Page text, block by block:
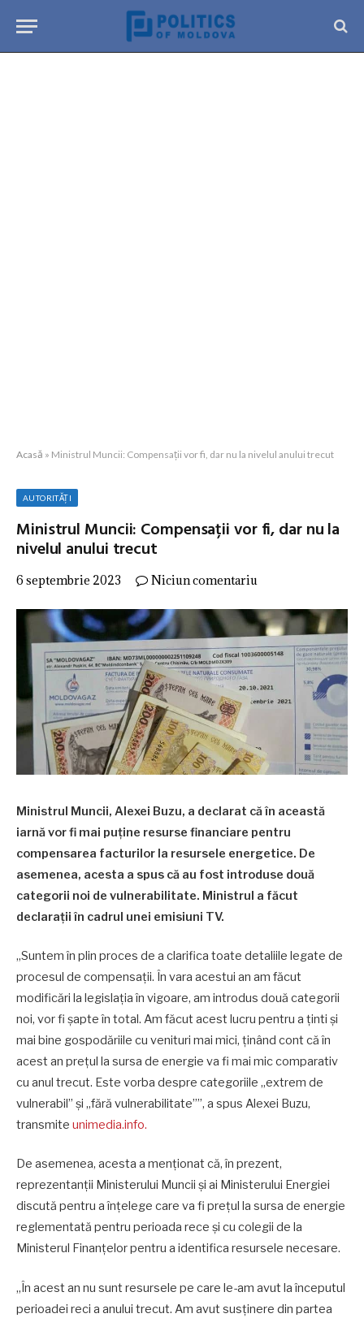
Acasă » Ministrul Muncii: Compensații vor fi, dar nu la nivelul anului trecut
AUTORITĂȚI
Ministrul Muncii: Compensații vor fi, dar nu la
nivelul anului trecut
6 septembrie 2023 Niciun comentariu
Ministrul Muncii, Alexei Buzu, a declarat că în această
iarnă vor fi mai puține resurse financiare pentru
compensarea facturilor la resursele energetice. De
asemenea, acesta a spus că au fost introduse două
categorii noi de vulnerabilitate. Ministrul a făcut
declarații în cadrul unei emisiuni TV.
„Suntem în plin proces de a clarifica toate detaliile legate de
procesul de compensații. În vara acestui an am făcut
modificări la legislația în vigoare, am introdus două categorii
noi, vor fi șapte în total. Am făcut acest lucru pentru a ținti și
mai bine gospodăriile cu venituri mai mici, ținând cont că în
acest an prețul la sursa de energie va fi mai mic comparativ
cu anul trecut. Este vorba despre categoriile „extrem de
vulnerabil” și „fără vulnerabilitate””, a spus Alexei Buzu,
transmite unimedia.info.
De asemenea, acesta a menționat că, în prezent,
reprezentanții Ministerului Muncii și ai Ministerului Energiei
discută pentru a înțelege care va fi prețul la sursa de energie
reglementată pentru perioada rece și cu colegii de la
Ministerul Finanțelor pentru a identifica resursele necesare.
„În acest an nu sunt resursele pe care le-am avut la începutul
perioadei reci a anului trecut. Am avut susținere din partea